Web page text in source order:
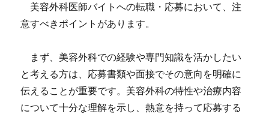
美容外科医師バイトへの転職・応募において、注
意すべきポイントがあります。
まず、美容外科での経験や専門知識を活かしたい
と考える方は、応募書類や面接でその意向を明確に
伝えることが重要です。美容外科の特性や治療内容
について十分な理解を示し、熱意を持って応募する